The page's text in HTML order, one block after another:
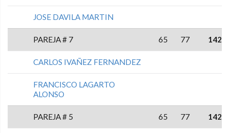
JOSE DAVILA MARTIN
PAREJA # 7 65 77 142
CARLOS IVAÑEZ FERNANDEZ
FRANCISCO LAGARTO
ALONSO
PAREJA # 5 65 77 142